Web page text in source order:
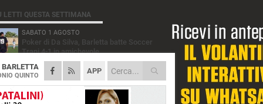
APP
BARLETTA
QUINTO
LETTI QUESTA SETTIMANA
SABATO 1 AGOSTO
Poker di Da Silva, Barletta batte Soccer
Trani 4-1 in amichevole
VENERDÌ 31 LUGLIO
Serie C Sky Wifi: fissate date e orari delle
prime otto giornate di campionato.
VENERDÌ 31 LUGLIO